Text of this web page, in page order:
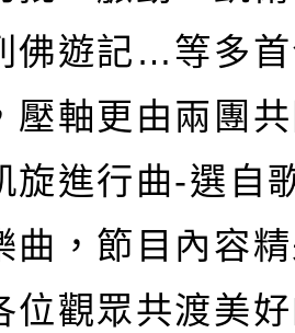
佛遊記…等多
壓軸更由兩團
旋進行曲-選自
曲，節目內容
位觀眾共渡美